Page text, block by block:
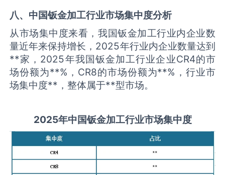
八、中国钣金加工行业市场集中度分析
从市场集中度来看，我国钣金加工行业内企业数
量近年来保持增长，2025年行业内企业数量达到
**家，2025年我国钣金加工行业企业CR4的市
场份额为**%，CR8的市场份额为**%，行业市
场集中度**，整体属于**型市场。
2025年中国钣金加工行业市场集中度